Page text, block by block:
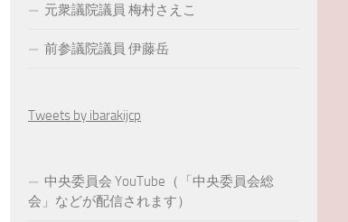
元衆議院議員 梅村さえこ
前参議院議員 伊藤岳
Tweets by ibarakijcp
中央委員会 YouTube（「中央委員会総
会」などが配信されます）